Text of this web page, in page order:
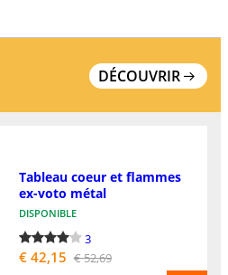
DÉCOUVRIR
Tableau coeur et flammes
ex-voto métal
DISPONIBLE
3
€ 42,15 € 52,69